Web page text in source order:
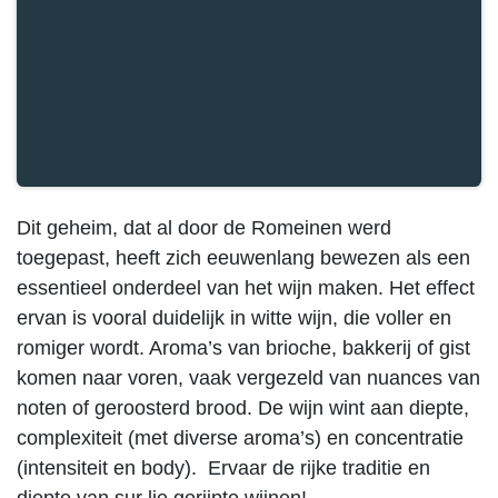
Dit geheim, dat al door de Romeinen werd
toegepast, heeft zich eeuwenlang bewezen als een
essentieel onderdeel van het wijn maken. Het effect
ervan is vooral duidelijk in witte wijn, die voller en
romiger wordt. Aroma’s van brioche, bakkerij of gist
komen naar voren, vaak vergezeld van nuances van
noten of geroosterd brood. De wijn wint aan diepte,
complexiteit (met diverse aroma’s) en concentratie
(intensiteit en body). Ervaar de rijke traditie en